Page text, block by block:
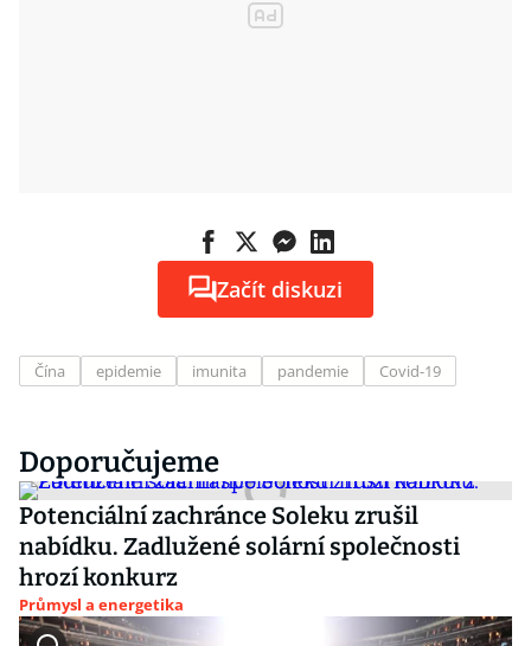
Začít diskuzi
Čína epidemie imunita pandemie Covid-19
Doporučujeme
Potenciální zachránce Soleku zrušil
nabídku. Zadlužené solární společnosti
hrozí konkurz
Průmysl a energetika